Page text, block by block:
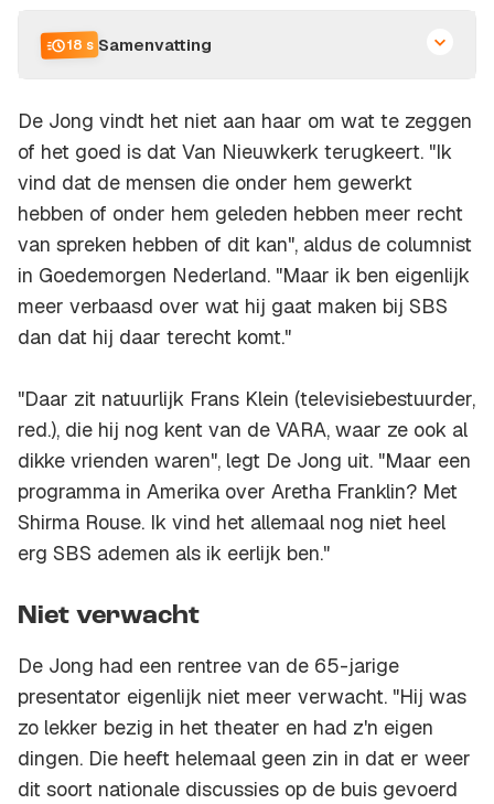
18 s Samenvatting
De Jong vindt het niet aan haar om wat te zeggen
of het goed is dat Van Nieuwkerk terugkeert. "Ik
vind dat de mensen die onder hem gewerkt
hebben of onder hem geleden hebben meer recht
van spreken hebben of dit kan", aldus de columnist
in Goedemorgen Nederland. "Maar ik ben eigenlijk
meer verbaasd over wat hij gaat maken bij SBS
dan dat hij daar terecht komt."
"Daar zit natuurlijk Frans Klein (televisiebestuurder,
red.), die hij nog kent van de VARA, waar ze ook al
dikke vrienden waren", legt De Jong uit. "Maar een
programma in Amerika over Aretha Franklin? Met
Shirma Rouse. Ik vind het allemaal nog niet heel
erg SBS ademen als ik eerlijk ben."
Niet verwacht
De Jong had een rentree van de 65-jarige
presentator eigenlijk niet meer verwacht. "Hij was
zo lekker bezig in het theater en had z'n eigen
dingen. Die heeft helemaal geen zin in dat er weer
dit soort nationale discussies op de buis gevoerd